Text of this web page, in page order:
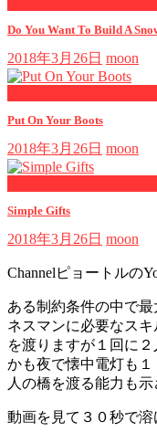
Do You Want To Build A
2018年3月26日 moon
Put On Your Boots
2018年3月26日 moon
Simple Gifts
2018年3月26日 moon
Channelピョートルの
ある制約条件の中で
ネスマンに必要なス
を渡りますが１回に
かも夜で懐中電灯も
人の橋を渡る能力も示
動画を見て３０秒で溶